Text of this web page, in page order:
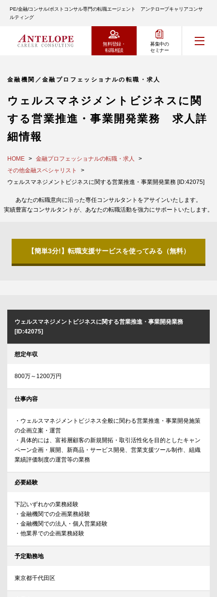
PE/金融/コンサル/ポストコンサル専門の転職エージェント アンテロープキャリアコンサ
ルティング
無料登録・
転職相談
募集中の
セミナー
金融機関／金融プロフェッショナルの転職・求人
ウェルスマネジメントビジネスに関
する営業推進・事業開発業務 求人詳
細情報
HOME
金融プロフェッショナルの転職・求人
その他金融スペシャリスト
ウェルスマネジメントビジネスに関する営業推進・事業開発業務 [ID:42075]
あなたの転職意向に沿った専任コンサルタントをアサインいたします。
実績豊富なコンサルタントが、あなたの転職活動を強力にサポートいたします。
【簡単3分!】転職支援サービスを使ってみる（無料）
ウェルスマネジメントビジネスに関する営業推進・事業開発業務
[ID:42075]
想定年収
800万～1200万円
仕事内容
・ウェルスマネジメントビジネス全般に関わる営業推進・事業開発施策
の企画立案・運営
・具体的には、富裕層顧客の新規開拓・取引活性化を目的としたキャン
ペーン企画・展開、新商品・サービス開発、営業支援ツール制作、組織
業績評価制度の運営等の業務
必要経験
下記いずれかの業務経験
・金融機関での企画業務経験
・金融機関での法人・個人営業経験
・他業界での企画業務経験
予定勤務地
東京都千代田区